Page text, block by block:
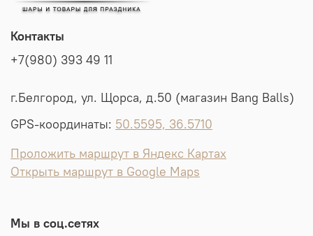
Контакты
+7(980) 393 49 11
г.Белгород, ул. Щорса, д.50 (магазин Bang Balls)
GPS-координаты: 50.5595, 36.5710
Проложить маршрут в Яндекс Картах
Открыть маршрут в Google Maps
Мы в соц.сетях